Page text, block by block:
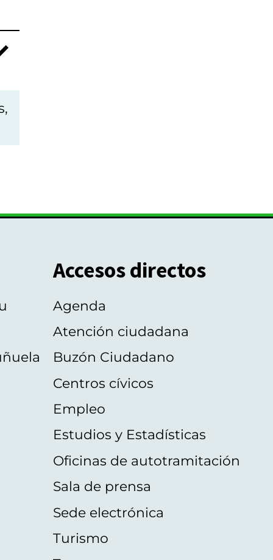
Accesos directos
Agenda
Atención ciudadana
Buzón Ciudadano
Centros cívicos
Empleo
Estudios y Estadísticas
Oficinas de autotramitación
Sala de prensa
Sede electrónica
Turismo